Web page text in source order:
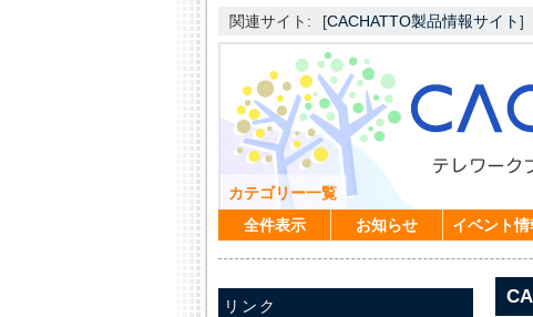
関連サイト: [CACHATTO製品情報サイト]
カテゴリー一覧
全件表示
お知らせ イベント情
リンク